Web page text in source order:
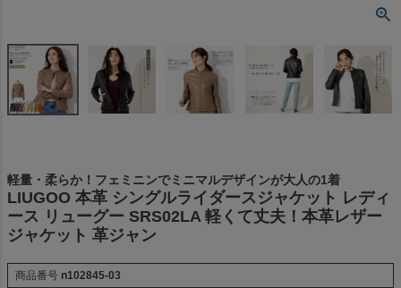
軽量・柔らか！フェミニンでミニマルデザインが大人の1着
LIUGOO 本革 シングルライダースジャケット レディ
ース リューグー SRS02LA 軽くて丈夫！本革レザー
ジャケット 革ジャン
商品番号 n102845-03